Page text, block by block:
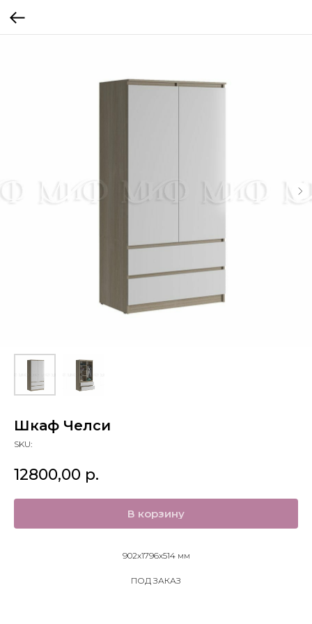
Шкаф Челси
SKU:
12800,00 р.
В корзину
902х1796х514 мм
ПОД ЗАКАЗ